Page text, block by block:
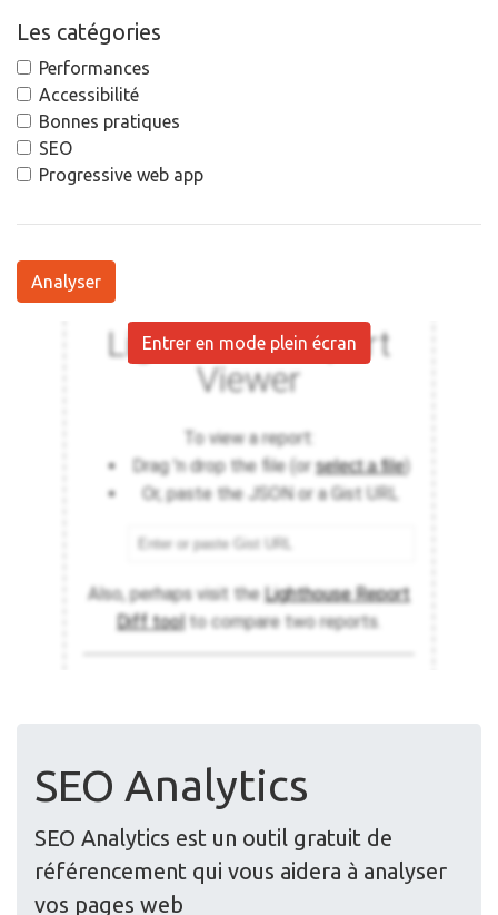
Les catégories
Performances
Accessibilité
Bonnes pratiques
SEO
Progressive web app
Analyser
Entrer en mode plein écran
SEO Analytics
SEO Analytics est un outil gratuit de
référencement qui vous aidera à analyser
vos pages web